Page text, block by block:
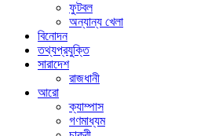
ফুটবল
অন্যান্য খেলা
বিনোদন
তথ্যপ্রযুক্তি
সারাদেশ
রাজধানী
আরো
ক্যাম্পাস
গণমাধ্যম